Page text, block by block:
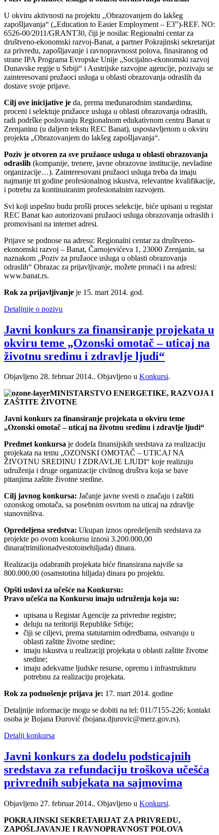
U okviru aktivnosti na projektu ,,Obrazovanjem do lakšeg
zapošljavanja“ („Education to Easier Employment – E3″)-REF. NO:
6526-00/2011/GRANT30, čiji je nosilac Regionalni centar za
društveno-ekonomski razvoj-Banat, a partner Pokrajinski sekretarijat
za privredu, zapošljavanje i ravnopravnosst polova, finasiranog od
strane IPA Programa Evropske Unije „Socijalno-ekonomski razvoj
Dunavske regije u Srbiji“ i Austrijske razvojne agencije, pozivaju se
zainteresovani pružaoci usluga u oblasti obrazovanja odraslih da
dostave svoje prijave.
Cilj ove inicijative je da, prema međunarodnim standardima,
proceni i selektuje pružaoce usluga u oblasti obrazovanja odraslih,
radi podrške poslovanju Regionalnom edukativnom centru Banat u
Zrenjaninu (u daljem tekstu REC Banat), uspostavljenom u okviru
projekta „Obrazovanjem do lakšeg zapošljavanja“.
Poziv je otvoren za sve pružaoce usluga u oblasti obrazovanja
odraslih (kompanije, trenere, javne obrazovne institucije, nevladine
organizacije…). Zainteresovani pružaoci usluga treba da imaju
najmanje tri godine profesionalnog iskustva, relevantne kvalifikacije,
i potrebu za kontinuiranim profesionalnim razvojem.
Svi koji uspešno budu prošli proces selekcije, biće upisani u registar
REC Banat kao autorizovani pružaoci usluga obrazovanja odraslih i
promovisani na internet adresi.
Prijave se podnose na adresu: Regionalni centar za društveno-
ekonomski razvoj – Banat, Čarnojevićeva 1, 23000 Zrenjanin, sa
naznakom „Poziv za pružaoce usluga u oblasti obrazovanja
odraslih“ Obrazac za prijavljivanje, možete pronaći i na adresi:
www.banat.rs.
Rok za prijavljivanje je 15. mart 2014. god.
Detaljnije o pozivu
Javni konkurs za finansiranje projekata u
okviru teme „Ozonski omotač – uticaj na
životnu sredinu i zdravlje ljudi“
Objavljeno 28. februar 2014.. Objavljeno u Konkursi.
MINISTARSTVO ENERGETIKE, RAZVOJA I
ZAŠTITE ŽIVOTNE
Javni konkurs za finansiranje projekata u okviru teme
„Ozonski omotač – uticaj na životnu sredinu i zdravlje ljudi“
Predmet konkursa je dodela finansijskih sredstava za realizaciju
projekata na temu „OZONSKI OMOTAČ – UTICAJ NA
ŽIVOTNU SREDINU I ZDRAVLJE LJUDI“ koje realizuju
udruženja i druge organizacije civilnog društva koja se bave
pitanjima zaštite životne sredine.
Cilj javnog konkursa: Jačanje javne svesti o značaju i zaštiti
ozonskog omotača, sa posebnim osvrtom na uticaj na zdravlje
stanovništva.
Opredeljena sredstva: Ukupan iznos opredeljenih sredstava za
projekte po ovom konkursu iznosi 3.200.000,00
dinara(trimilionadvestotoinehiljada) dinara.
Realizacija odabranih projekata biće finansirana najviše sa
800.000,00 (osamstotina hiljada) dinara po projektu.
Opšti uslovi za učešće na Konkursu:
Pravo učešća na Konkursu imaju udruženja koja su:
upisana u Registar Agencije za privredne registre;
deluju na teritoriji Republike Srbije;
čiji se ciljevi, prema statutarnim odredbama, ostvaruju u
oblasti zaštite životne sredine;
imaju iskustva u realizaciji projekata u oblasti zaštite životne
sredine;
imaju adekvatne ljudske resurse, opremu i infrastrukturu
potrebnu za realizaciju projekata.
Rok za podnošenje prijava je: 17. mart 2014. godine
Detaljnije informacije mogu se dobiti na tel: 011/7155-226; kontakt
osoba je Bojana Đurović (bojana.djurovic@merz.gov.rs).
Detalji konkursa
Javni konkurs za dodelu podsticajnih
sredstava za refundaciju troškova učešća
privrednih subjekata na sajmovima
Objavljeno 27. februar 2014.. Objavljeno u Konkursi.
POKRAJINSKI SEKRETARIJAT ZA PRIVREDU,
ZAPOŠLJAVANJE I RAVNOPRAVNOST POLOVA